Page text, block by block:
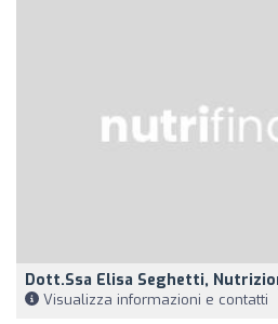
Dott.ssa Elisa Seghetti,
Visualizza informazioni e contatti